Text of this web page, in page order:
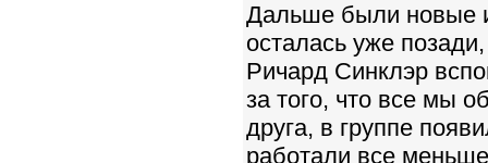
Дальше были новые
осталась уже
Pичаpд Синклэp
за того, что все мы
друга, в группе
работали все